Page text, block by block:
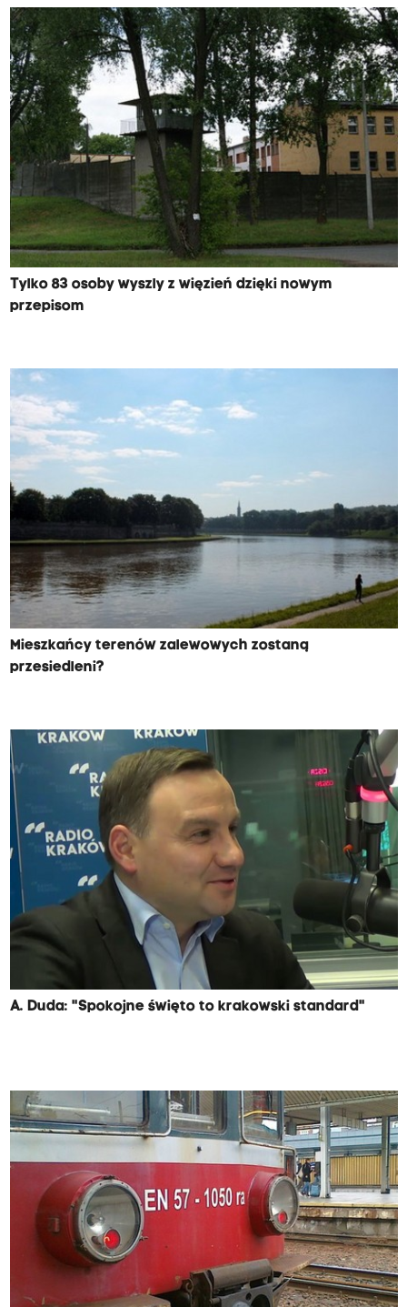
Tylko 83 osoby wyszly z więzień dzięki nowym
przepisom
Mieszkańcy terenów zalewowych zostaną
przesiedleni?
A. Duda: "Spokojne święto to krakowski standard"